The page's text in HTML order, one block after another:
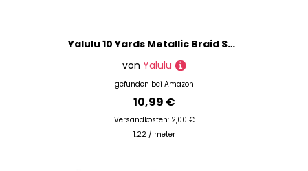
Yalulu 10 Yards Metallic Braid Spitzenbesatz, Metallic Braid Lace Trim Verziert Fransen Trim, Metallischer Blumenspitze Zum Nähen von Kostümen, Kleidern, Heimdekoration (Gold)
von Yalulu
gefunden bei Amazon
10,99 €
Versandkosten: 2,00 €
1.22 / meter